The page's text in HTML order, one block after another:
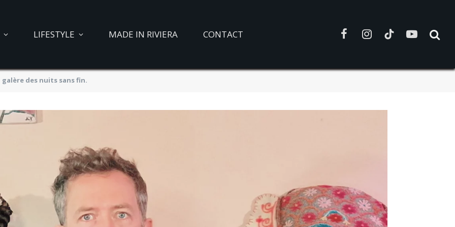
LIFESTYLE MADE IN RIVIERA CONTACT FacebookInstagramTikTokYouTube
galère des nuits sans fin.